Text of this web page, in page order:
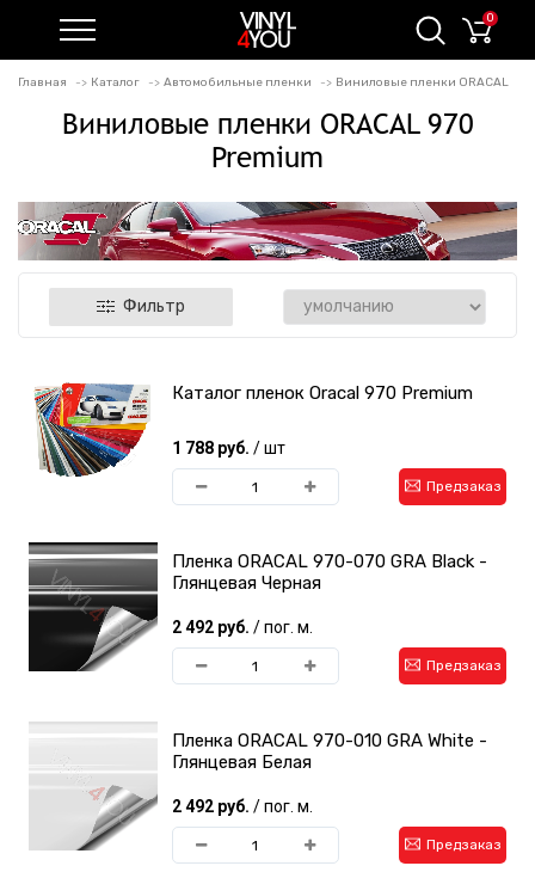
0
Главная Каталог Автомобильные пленки Виниловые пленки ORACAL
Виниловые пленки ORACAL 970
Premium
Фильтр
Каталог пленок Oracal 970 Premium
1 788 руб. / шт
Предзаказ
Пленка ORACAL 970-070 GRA Black -
Глянцевая Черная
2 492 руб. / пог. м.
Предзаказ
Пленка ORACAL 970-010 GRA White -
Глянцевая Белая
2 492 руб. / пог. м.
Предзаказ